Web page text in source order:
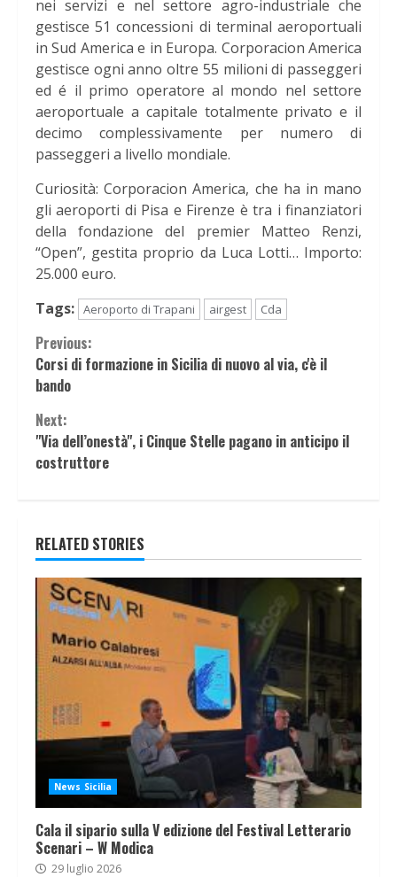
nei servizi e nel settore agro-industriale che
gestisce 51 concessioni di terminal aeroportuali
in Sud America e in Europa. Corporacion America
gestisce ogni anno oltre 55 milioni di passeggeri
ed é il primo operatore al mondo nel settore
aeroportuale a capitale totalmente privato e il
decimo complessivamente per numero di
passeggeri a livello mondiale.
Curiosità: Corporacion America, che ha in mano
gli aeroporti di Pisa e Firenze è tra i finanziatori
della fondazione del premier Matteo Renzi,
“Open”, gestita proprio da Luca Lotti… Importo:
25.000 euro.
Tags: Aeroporto di Trapani airgest Cda
Continue
Reading
Previous:
Corsi di formazione in Sicilia di nuovo al via, c'è il
bando
Next:
"Via dell’onestà", i Cinque Stelle pagano in anticipo il
costruttore
RELATED STORIES
News Sicilia
Cala il sipario sulla V edizione del Festival Letterario
Scenari – W Modica
29 luglio 2026